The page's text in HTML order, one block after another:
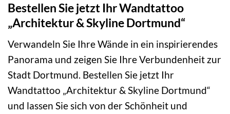
Bestellen Sie jetzt Ihr Wandtattoo
„Architektur & Skyline Dortmund“
Verwandeln Sie Ihre Wände in ein inspirierendes
Panorama und zeigen Sie Ihre Verbundenheit zur
Stadt Dortmund. Bestellen Sie jetzt Ihr
Wandtattoo „Architektur & Skyline Dortmund“
und lassen Sie sich von der Schönheit und